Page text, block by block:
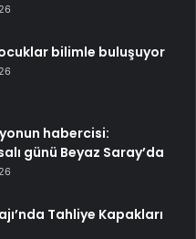
bilimle buluşuyor
habercisi:
günü Beyaz Saray’da
Tahliye Kapakları